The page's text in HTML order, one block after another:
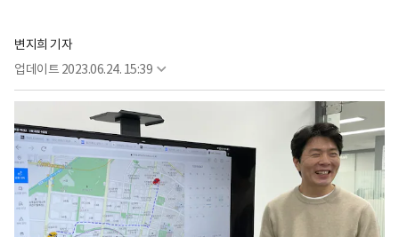
변지희 기자
업데이트 2023.06.24. 15:39